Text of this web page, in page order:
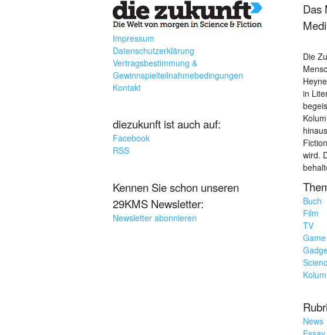
Impressum
Datenschutzerklärung
Vertragsbestimmung &
Gewinnspielteilnahmebedingungen
Kontakt
diezukunft ist auch auf:
Facebook
RSS
Kennen Sie schon unseren
29KMS Newsletter:
Newsletter abonnieren
Das
Die
in
wird.
Buch
Film
TV
Game
News